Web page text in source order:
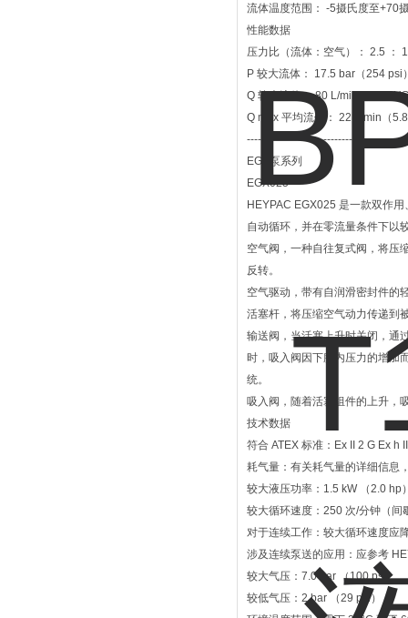
流体温度范围： -5摄氏度至+70
性能数据
压力比（流体：空气）： 2.5 ： 1
P 较大流体： 17.5 bar（254 psi
Q 较大流体： 80 L/min（21.1
Q max 平均流体： 22 L/min（
------------------------------------------
EGX泵系列
EGX025
HEYPAC EGX025 是一款双作
自动循环，并在零流量条件下以
空气阀，一种自往复式阀，将压
反转。
空气驱动，带有自润滑密封件的
活塞杆，将压缩空气动力传递到
输送阀，当活塞上升时关闭，通
时，吸入阀因下腔内压力的增加
统。
吸入阀，随着活塞组件的上升，
技术数据
符合 ATEX 标准：Ex II 2 G Ex h
耗气量：有关耗气量的详细信息
较大液压功率：1.5 kW （2.0 hp
较大循环速度：250 次/分钟（间
对于连续工作：较大循环速度应
涉及连续泵送的应用：应参考
较大气压：7.0 bar （100 psi）
较低气压：2 bar （29 psi）